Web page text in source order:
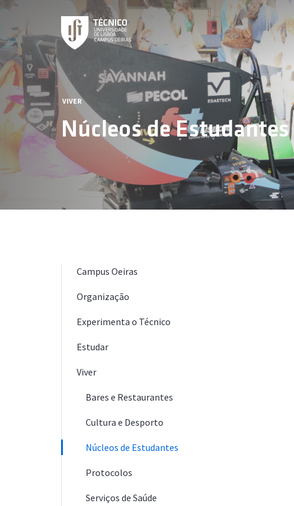
VIVER
Núcleos de Estudantes
Campus Oeiras
Organização
Experimenta o Técnico
Estudar
Viver
Bares e Restaurantes
Cultura e Desporto
Núcleos de Estudantes
Protocolos
Serviços de Saúde